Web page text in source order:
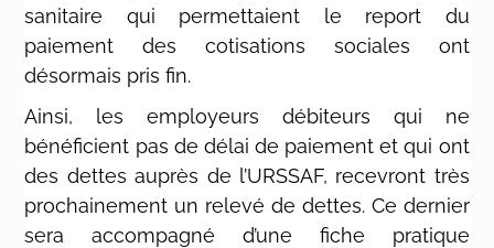
sanitaire qui permettaient le report du
paiement des cotisations sociales ont
désormais pris fin.
Ainsi, les employeurs débiteurs qui ne
bénéficient pas de délai de paiement et qui ont
des dettes auprès de l’URSSAF, recevront très
prochainement un relevé de dettes. Ce dernier
sera accompagné d’une fiche pratique